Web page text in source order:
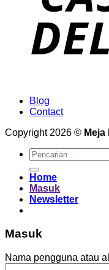
Blog
Contact
Copyright 2026 ©
Pencarian
untuk:
Home
Masuk
Newsletter
Masuk
Nama pengguna atau